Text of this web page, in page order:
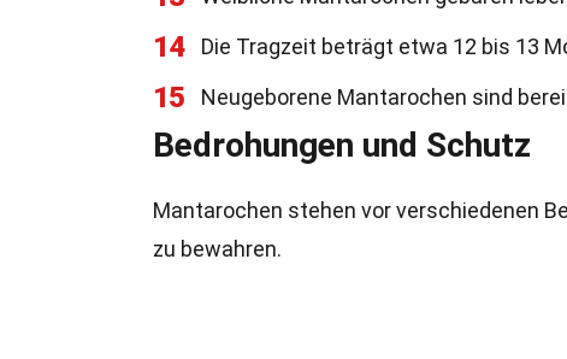
14 Die Tragzeit beträgt etwa 12 bis 13
15 Neugeborene Mantarochen sind
Bedrohungen und Schutz
Mantarochen stehen vor verschiedenen
zu bewahren.